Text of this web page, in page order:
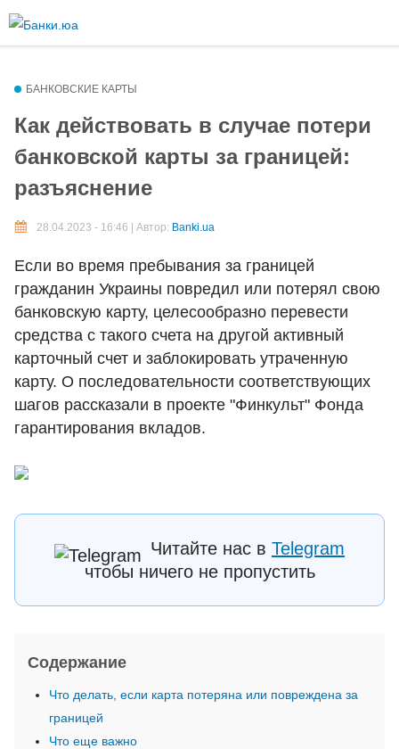
содержанию
БАНКОВСКИЕ КАРТЫ
Как действовать в случае потери
банковской карты за границей:
разъяснение
28.04.2023 - 16:46 | Автор: Banki.ua
Если во время пребывания за границей
гражданин Украины повредил или потерял свою
банковскую карту, целесообразно перевести
средства с такого счета на другой активный
карточный счет и заблокировать утраченную
карту. О последовательности соответствующих
шагов рассказали в проекте "Финкульт" Фонда
гарантирования вкладов.
Читайте нас в Telegram
чтобы ничего не пропустить
Содержание
Что делать, если карта потеряна или повреждена за
границей
Что еще важно
Comment HTML
Допустимые HTML-теги: <p> <br> <ul> <li> <ol> <em> <strong> <b>
Plain text
You may quote other posts using [quote] tags.
Строки и абзацы переносятся автоматически.